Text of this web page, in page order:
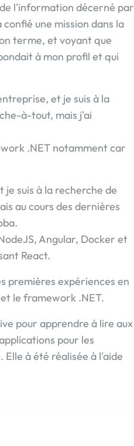
l'information décerné par
une mission dans la
terme, et voyant que
à mon profil et qui
et je suis à la
à-tout, mais j'ai
.NET notamment car
suis à la recherche de
au cours des dernières
Angular, Docker et
React.
premières expériences en
le framework .NET.
pour apprendre à lire aux
pour les
à été réalisée à l'aide